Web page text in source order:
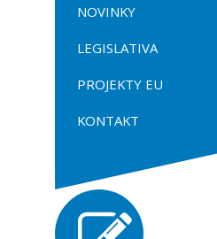
NOVINKY
LEGISLATIVA
PROJEKTY EU
KONTAKT